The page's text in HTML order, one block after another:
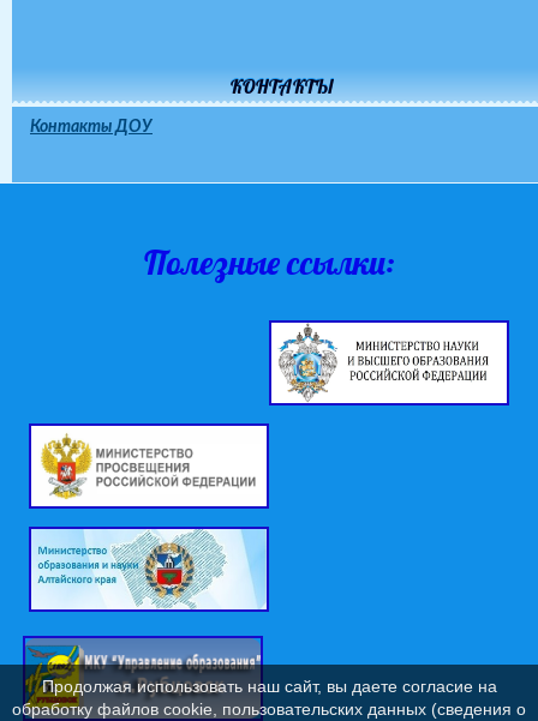
КОНТАКТЫ
Контакты ДОУ
Полезные ссылки:
Продолжая использовать наш сайт, вы даете согласие на
обработку файлов cookie, пользовательских данных (сведения о